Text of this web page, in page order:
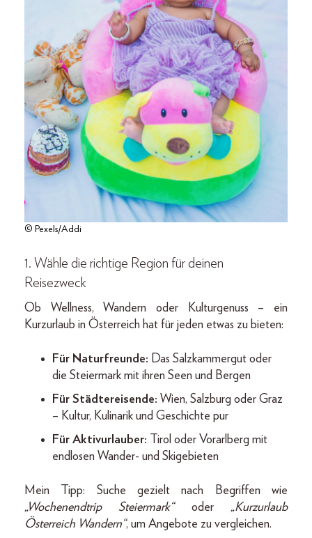
© Pexels/Addi
1. Wähle die richtige Region für deinen
Reisezweck
Ob Wellness, Wandern oder Kulturgenuss – ein
Kurzurlaub in Österreich hat für jeden etwas zu bieten:
Für Naturfreunde: Das Salzkammergut oder
die Steiermark mit ihren Seen und Bergen
Für Städtereisende: Wien, Salzburg oder Graz
– Kultur, Kulinarik und Geschichte pur
Für Aktivurlauber: Tirol oder Vorarlberg mit
endlosen Wander- und Skigebieten
Mein Tipp: Suche gezielt nach Begriffen wie
„Wochenendtrip Steiermark“oder „Kurzurlaub
Österreich Wandern“, um Angebote zu vergleichen.